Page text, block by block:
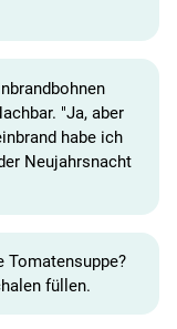
"Ja, aber
habe ich
Neujahrsnacht
Tomatensuppe?
füllen.